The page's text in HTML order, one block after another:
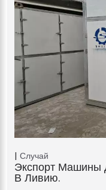
Случай
Экспорт Машины
В Ливию.